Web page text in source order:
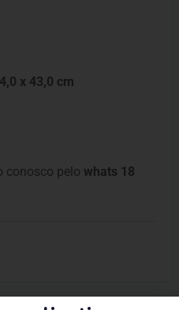
x 43,0 cm
conosco pelo whats 18